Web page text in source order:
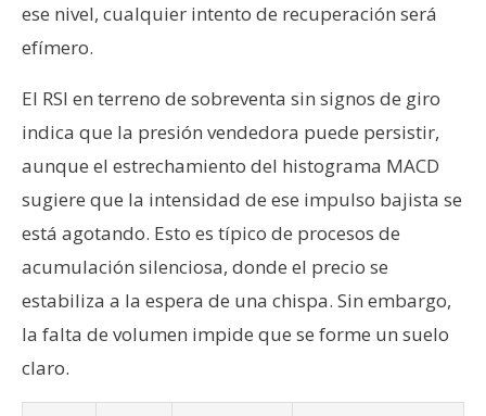
ese nivel, cualquier intento de recuperación será
efímero.
El RSI en terreno de sobreventa sin signos de giro
indica que la presión vendedora puede persistir,
aunque el estrechamiento del histograma MACD
sugiere que la intensidad de ese impulso bajista se
está agotando. Esto es típico de procesos de
acumulación silenciosa, donde el precio se
estabiliza a la espera de una chispa. Sin embargo,
la falta de volumen impide que se forme un suelo
claro.